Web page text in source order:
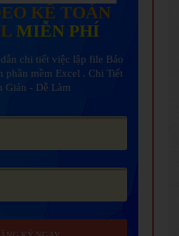
KẾ TOÁN
MIỄN PHÍ
chi tiết việc lập file Báo
phần mềm Excel . Chi Tiết
Giản - Dễ Làm